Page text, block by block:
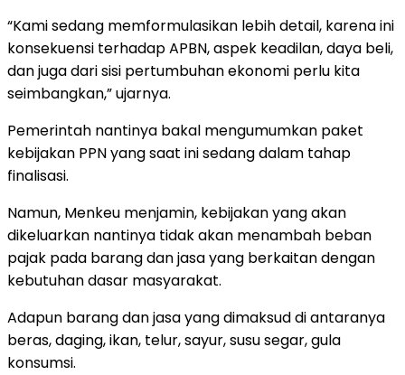
“Kami sedang memformulasikan lebih detail, karena ini
konsekuensi terhadap APBN, aspek keadilan, daya beli,
dan juga dari sisi pertumbuhan ekonomi perlu kita
seimbangkan,” ujarnya.
Pemerintah nantinya bakal mengumumkan paket
kebijakan PPN yang saat ini sedang dalam tahap
finalisasi.
Namun, Menkeu menjamin, kebijakan yang akan
dikeluarkan nantinya tidak akan menambah beban
pajak pada barang dan jasa yang berkaitan dengan
kebutuhan dasar masyarakat.
Adapun barang dan jasa yang dimaksud di antaranya
beras, daging, ikan, telur, sayur, susu segar, gula
konsumsi.